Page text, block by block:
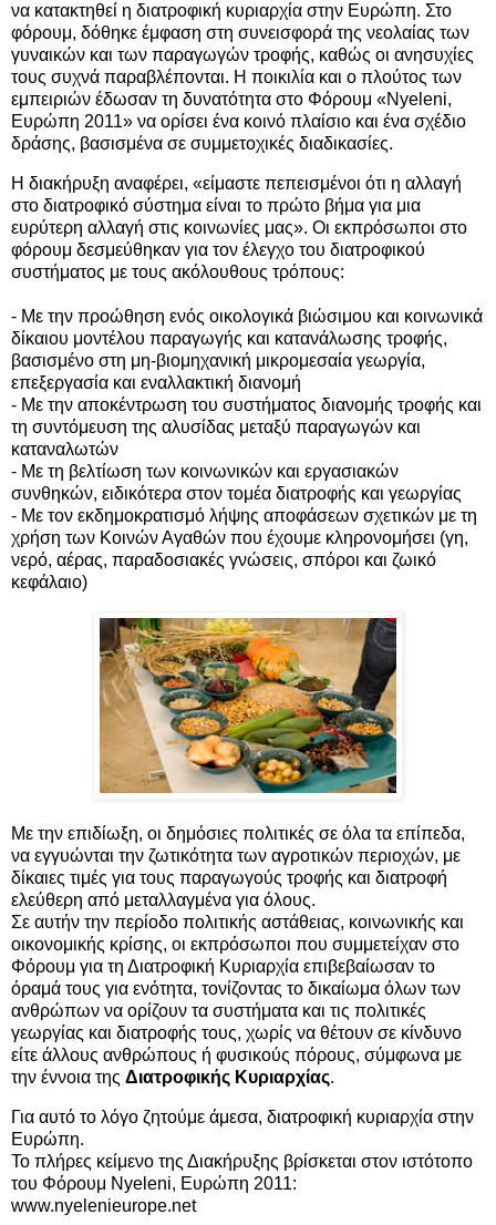
να κατακτηθεί η διατροφική κυριαρχία στην Ευρώπη. Στο
φόρουμ, δόθηκε έμφαση στη συνεισφορά της νεολαίας των
γυναικών και των παραγωγών τροφής, καθώς οι ανησυχίες
τους συχνά παραβλέπονται. Η ποικιλία και ο πλούτος των
εμπειριών έδωσαν τη δυνατότητα στο Φόρουμ «Nyeleni,
Ευρώπη 2011» να ορίσει ένα κοινό πλαίσιο και ένα σχέδιο
δράσης, βασισμένα σε συμμετοχικές διαδικασίες.
Η διακήρυξη αναφέρει, «είμαστε πεπεισμένοι ότι η αλλαγή
στο διατροφικό σύστημα είναι το πρώτο βήμα για μια
ευρύτερη αλλαγή στις κοινωνίες μας». Οι εκπρόσωποι στο
φόρουμ δεσμεύθηκαν για τον έλεγχο του διατροφικού
συστήματος με τους ακόλουθους τρόπους:
- Με την προώθηση ενός οικολογικά βιώσιμου και κοινωνικά
δίκαιου μοντέλου παραγωγής και κατανάλωσης τροφής,
βασισμένο στη μη-βιομηχανική μικρομεσαία γεωργία,
επεξεργασία και εναλλακτική διανομή
- Με την αποκέντρωση του συστήματος διανομής τροφής και
τη συντόμευση της αλυσίδας μεταξύ παραγωγών και
καταναλωτών
- Με τη βελτίωση των κοινωνικών και εργασιακών
συνθηκών, ειδικότερα στον τομέα διατροφής και γεωργίας
- Με τον εκδημοκρατισμό λήψης αποφάσεων σχετικών με τη
χρήση των Κοινών Αγαθών που έχουμε κληρονομήσει (γη,
νερό, αέρας, παραδοσιακές γνώσεις, σπόροι και ζωικό
κεφάλαιο)
Με την επιδίωξη, οι δημόσιες πολιτικές σε όλα τα επίπεδα,
να εγγυώνται την ζωτικότητα των αγροτικών περιοχών, με
δίκαιες τιμές για τους παραγωγούς τροφής και διατροφή
ελεύθερη από μεταλλαγμένα για όλους.
Σε αυτήν την περίοδο πολιτικής αστάθειας, κοινωνικής και
οικονομικής κρίσης, οι εκπρόσωποι που συμμετείχαν στο
Φόρουμ για τη Διατροφική Κυριαρχία επιβεβαίωσαν το
όραμά τους για ενότητα, τονίζοντας το δικαίωμα όλων των
ανθρώπων να ορίζουν τα συστήματα και τις πολιτικές
γεωργίας και διατροφής τους, χωρίς να θέτουν σε κίνδυνο
είτε άλλους ανθρώπους ή φυσικούς πόρους, σύμφωνα με
την έννοια της Διατροφικής Κυριαρχίας.
Για αυτό το λόγο ζητούμε άμεσα, διατροφική κυριαρχία στην
Ευρώπη.
Το πλήρες κείμενο της Διακήρυξης βρίσκεται στον ιστότοπο
του Φόρουμ Νyeleni, Ευρώπη 2011:
www.nyelenieurope.net